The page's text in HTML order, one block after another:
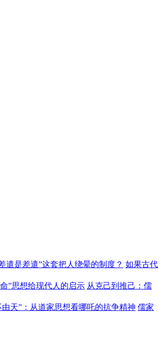
遣是差遣”这套把人绕晕的制度？ 如果古代
”思想给现代人的启示 从克己到推己：儒
由天”：从道家思想看哪吒的抗争精神 儒家